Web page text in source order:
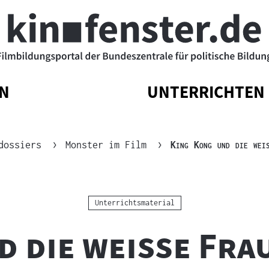
UNTERRICHTEN
Monster im Film "
King Kong und die
Kategorie:
Unterrichtsmaterial
die weiße